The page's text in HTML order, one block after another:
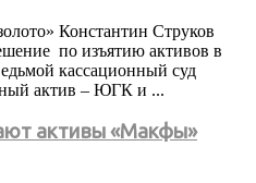
Константин Струков
по изъятию активов в
кассационный суд
актив – ЮГК и ...
активы «Макфы»